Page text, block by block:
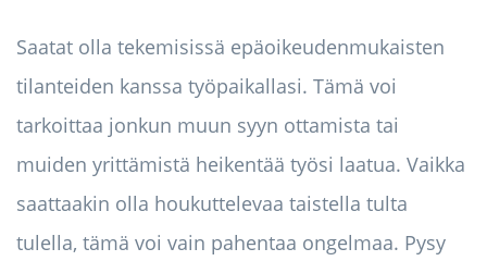
Saatat olla tekemisissä epäoikeudenmukaisten
tilanteiden kanssa työpaikallasi. Tämä voi
tarkoittaa jonkun muun syyn ottamista tai
muiden yrittämistä heikentää työsi laatua. Vaikka
saattaakin olla houkuttelevaa taistella tulta
tulella, tämä voi vain pahentaa ongelmaa. Pysy